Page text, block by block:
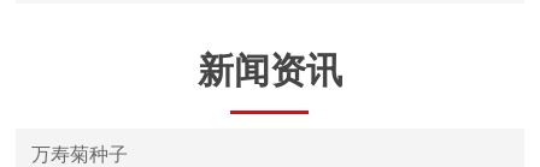
新闻资讯
万寿菊种子